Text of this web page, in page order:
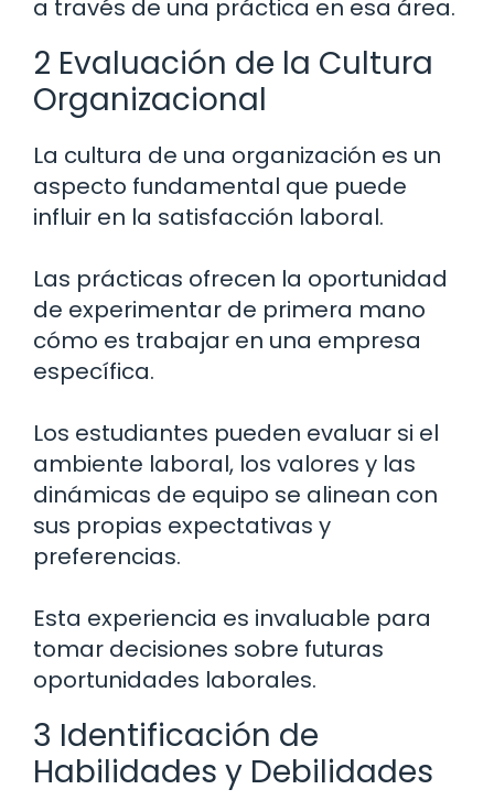
a través de una práctica en esa área.
2 Evaluación de la Cultura
Organizacional
La cultura de una organización es un
aspecto fundamental que puede
influir en la satisfacción laboral.
Las prácticas ofrecen la oportunidad
de experimentar de primera mano
cómo es trabajar en una empresa
específica.
Los estudiantes pueden evaluar si el
ambiente laboral, los valores y las
dinámicas de equipo se alinean con
sus propias expectativas y
preferencias.
Esta experiencia es invaluable para
tomar decisiones sobre futuras
oportunidades laborales.
3 Identificación de
Habilidades y Debilidades